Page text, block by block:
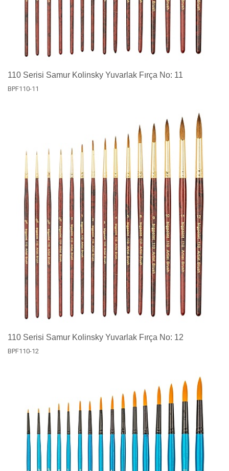
110 Serisi Samur Kolinsky Yuvarlak Fırça No: 11
BPF110-11
110 Serisi Samur Kolinsky Yuvarlak Fırça No: 12
BPF110-12